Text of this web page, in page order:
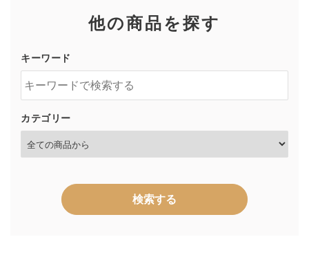
他の商品を探す
キーワード
カテゴリー
検索する